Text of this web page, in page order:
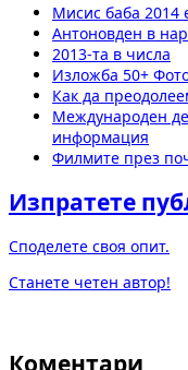
Мисис баба 2014
Антоновден в
2013-та в числа
Изложба 50+
Как да
Международен
информация
Филмите през
Изпратете
Споделете своя опит.
Станете четен автор!
Коментари